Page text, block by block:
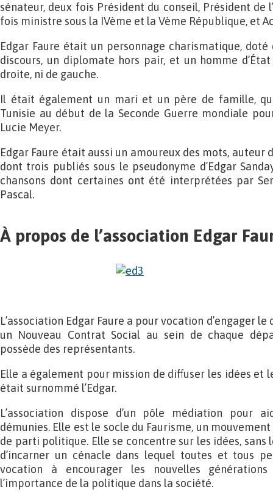
sénateur, deux fois Président du conseil, Président de
fois ministre sous la IVème et la Vème République, et
Edgar Faure était un personnage charismatique, doté
discours, un diplomate hors pair, et un homme
droite, ni de gauche.
Il était également un mari et un père de famille,
Tunisie au début de la Seconde Guerre mondiale
Lucie Meyer.
Edgar Faure était aussi un amoureux des mots, auteur
dont trois publiés sous le pseudonyme d’Edgar
chansons dont certaines ont été interprétées par
Pascal.
À propos de l’association Edgar
L’association Edgar Faure a pour vocation d’engager
un Nouveau Contrat Social au sein de chaque
possède des représentants.
Elle a également pour mission de diffuser les idées et
était surnommé l’Edgar.
L’association dispose d’un pôle médiation pour
démunies. Elle est le socle du Faurisme, un
de parti politique. Elle se concentre sur les idées,
d’incarner un cénacle dans lequel toutes et tous
vocation à encourager les nouvelles
l’importance de la politique dans la société.